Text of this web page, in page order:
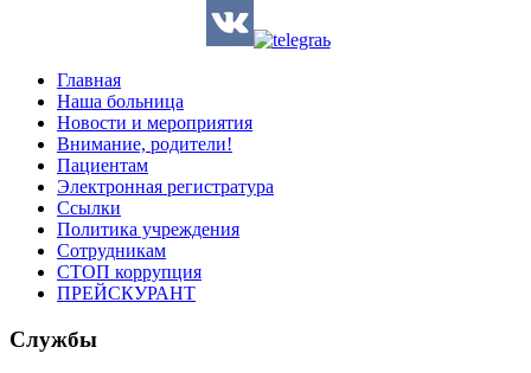
Главная
Наша больница
Новости и мероприятия
Внимание, родители!
Пациентам
Электронная регистратура
Ссылки
Политика учреждения
Сотрудникам
СТОП коррупция
ПРЕЙСКУРАНТ
Службы